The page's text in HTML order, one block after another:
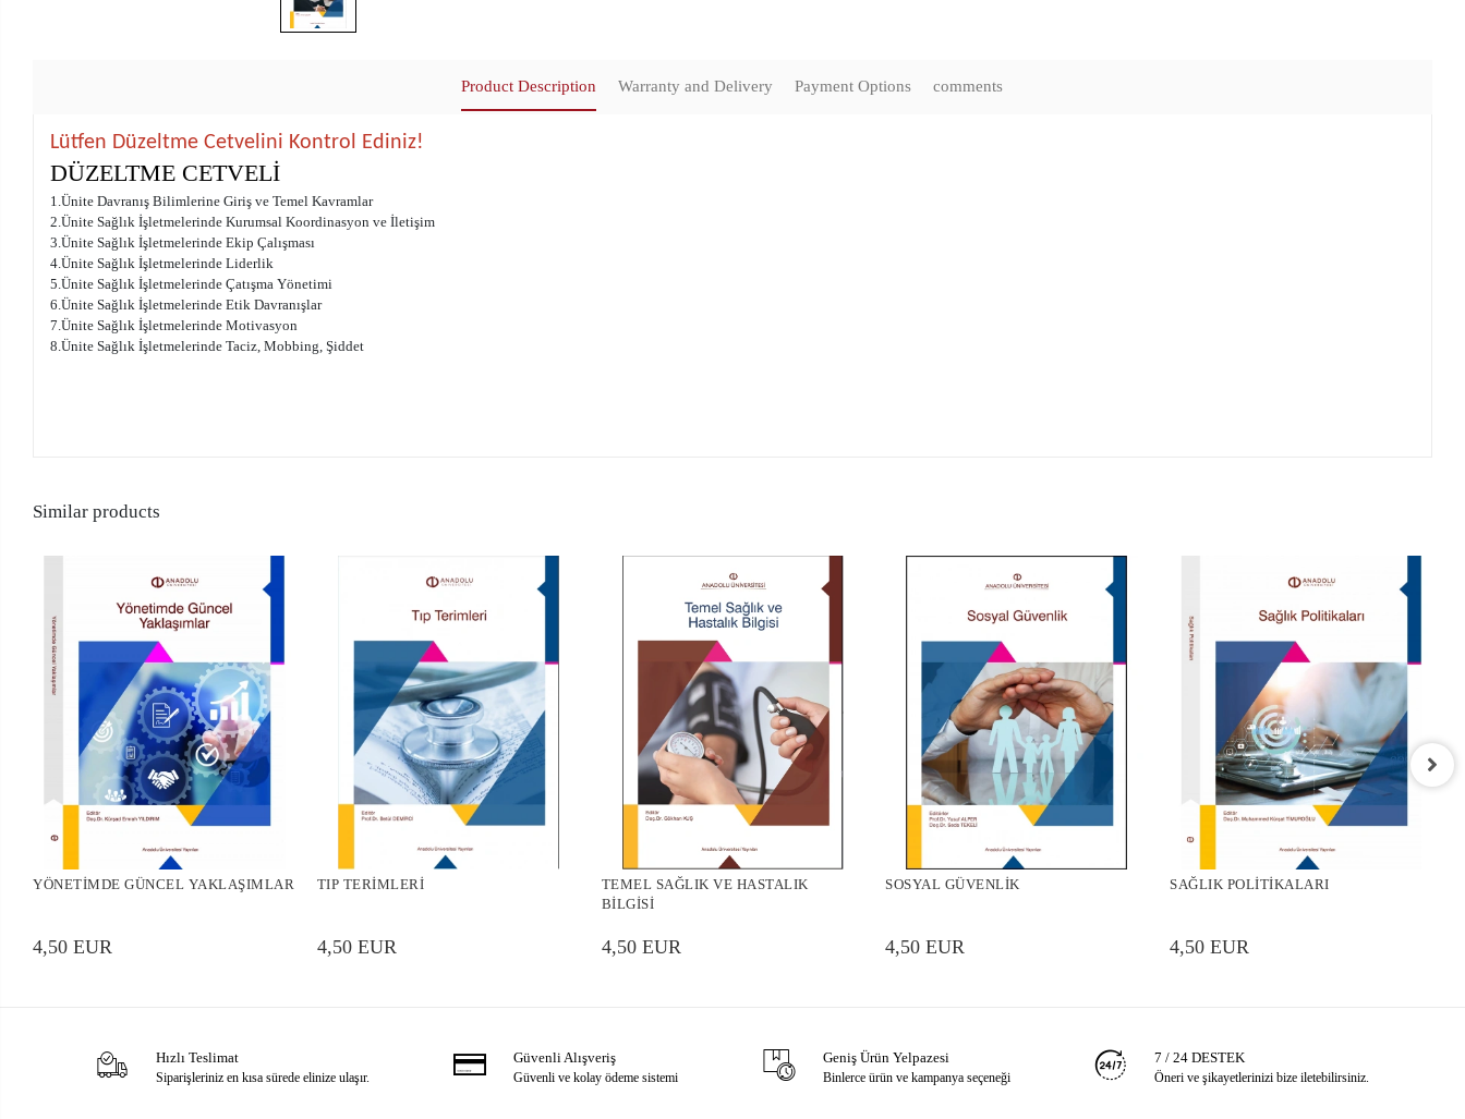
Product Description Warranty and Delivery Payment Options comments
Lütfen Düzeltme Cetvelini Kontrol Ediniz!
DÜZELTME CETVELİ
1.Ünite Davranış Bilimlerine Giriş ve Temel Kavramlar
2.Ünite Sağlık İşletmelerinde Kurumsal Koordinasyon ve İletişim
3.Ünite Sağlık İşletmelerinde Ekip Çalışması
4.Ünite Sağlık İşletmelerinde Liderlik
5.Ünite Sağlık İşletmelerinde Çatışma Yönetimi
6.Ünite Sağlık İşletmelerinde Etik Davranışlar
7.Ünite Sağlık İşletmelerinde Motivasyon
8.Ünite Sağlık İşletmelerinde Taciz, Mobbing, Şiddet
Similar products
YÖNETİMDE GÜNCEL YAKLAŞIMLAR
4,50 EUR
TIP TERİMLERİ
4,50 EUR
TEMEL SAĞLIK VE HASTALIK
BİLGİSİ
4,50 EUR
SOSYAL GÜVENLİK
4,50 EUR
SAĞLIK POLİTİKALARI
4,50 EUR
Hızlı Teslimat
Siparişleriniz en kısa sürede elinize ulaşır.
Güvenli Alışveriş
Güvenli ve kolay ödeme sistemi
Geniş Ürün Yelpazesi
Binlerce ürün ve kampanya seçeneği
7 / 24 DESTEK
Öneri ve şikayetlerinizi bize iletebilirsiniz.